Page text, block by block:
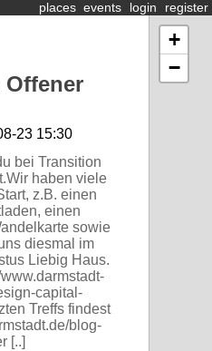
places events login register
23 15:30
bei Transition
haben viele
z.B. einen
einen
sowie
diesmal im
Liebig Haus.
capital-
Treffs findest
blog-
[..]
+
−